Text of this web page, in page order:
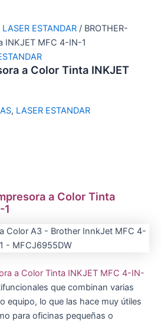
LASER ESTANDAR / BROTHER-
INKJET MFC 4-IN-1
a Color Tinta INKJET
, LASER ESTANDAR
a Color Tinta
1
a Color Tinta INKJET MFC 4-IN-
que combinan varias
equipo, lo que las hace muy útiles
para oficinas pequeñas o